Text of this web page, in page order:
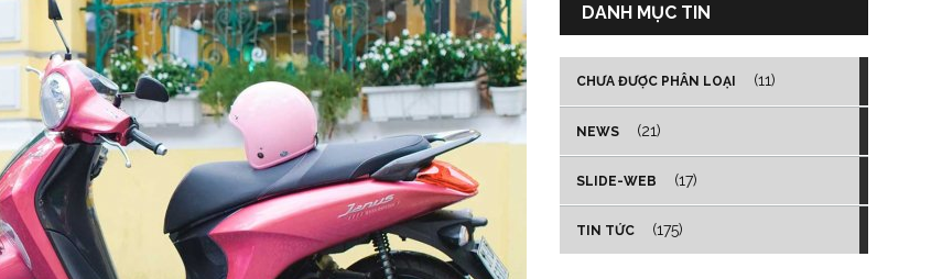
DANH MỤC TIN
CHƯA ĐƯỢC PHÂN LOẠI (11)
NEWS (21)
SLIDE-WEB (17)
TIN TỨC (175)